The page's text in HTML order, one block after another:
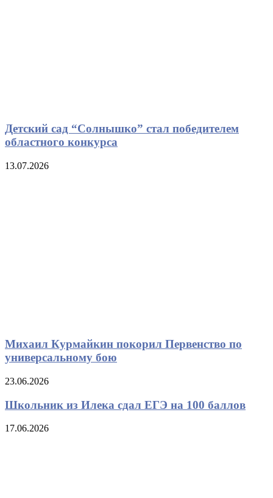
Детский сад “Солнышко” стал победителем
областного конкурса
13.07.2026
Михаил Курмайкин покорил Первенство по
универсальному бою
23.06.2026
Школьник из Илека сдал ЕГЭ на 100 баллов
17.06.2026